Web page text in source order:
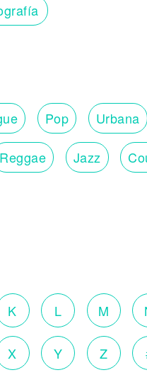
Pop Urbana
Reggae Jazz
K L M
X Y Z